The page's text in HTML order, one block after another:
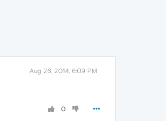
Aug 26, 2014, 6:09 PM
0